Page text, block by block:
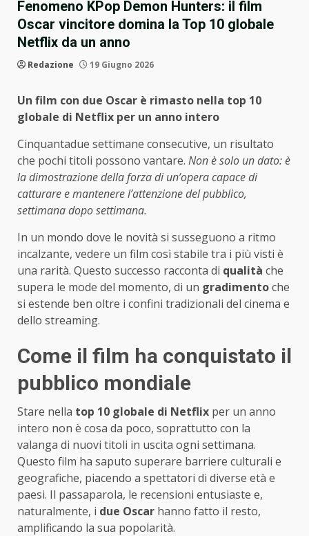
Fenomeno KPop Demon Hunters: il film
Oscar vincitore domina la Top 10 globale
Netflix da un anno
Redazione 19 Giugno 2026
Un film con due Oscar è rimasto nella top 10
globale di Netflix per un anno intero
Cinquantadue settimane consecutive, un risultato
che pochi titoli possono vantare. Non è solo un dato: è
la dimostrazione della forza di un’opera capace di
catturare e mantenere l’attenzione del pubblico,
settimana dopo settimana.
In un mondo dove le novità si susseguono a ritmo
incalzante, vedere un film così stabile tra i più visti è
una rarità. Questo successo racconta di qualità che
supera le mode del momento, di un gradimentoche
si estende ben oltre i confini tradizionali del cinema e
dello streaming.
Come il film ha conquistato il
pubblico mondiale
Stare nella top 10 globale di Netflix per un anno
intero non è cosa da poco, soprattutto con la
valanga di nuovi titoli in uscita ogni settimana.
Questo film ha saputo superare barriere culturali e
geografiche, piacendo a spettatori di diverse età e
paesi. Il passaparola, le recensioni entusiaste e,
naturalmente, i due Oscar hanno fatto il resto,
amplificando la sua popolarità.